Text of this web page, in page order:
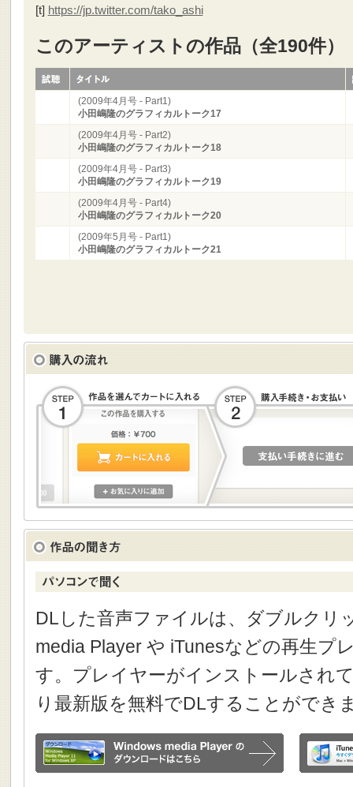
[t] https://jp.twitter.com/tako_ashi
このアーティストの作品（全190件）
(2009年4月号 - Part1)
小田嶋隆のグラフィカルトーク17
(2009年4月号 - Part2)
小田嶋隆のグラフィカルトーク18
(2009年4月号 - Part3)
小田嶋隆のグラフィカルトーク19
(2009年4月号 - Part4)
小田嶋隆のグラフィカルトーク20
(2009年5月号 - Part1)
小田嶋隆のグラフィカルトーク21
DLした音声ファイルは、ダブルクリ
media Player や iTunesなどの再生プ
す。プレイヤーがインストールされ
り最新版を無料でDLすることができ